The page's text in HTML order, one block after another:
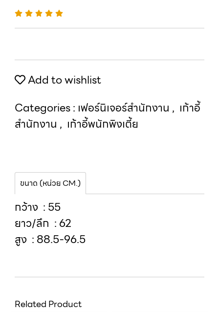
Add to wishlist
Categories : เฟอร์นิเจอร์สำนักงาน , เก้าอี้
สำนักงาน , เก้าอี้พนักพิงเตี้ย
ขนาด (หน่วย CM.)
กว้าง : 55
ยาว/ลึก : 62
สูง : 88.5-96.5
Related Product